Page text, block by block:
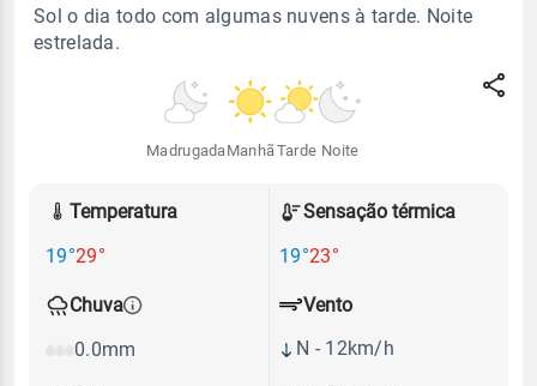
Sol o dia todo com algumas nuvens à tarde. Noite
estrelada.
Madrugada Manhã Tarde Noite
Temperatura
19°29°
Sensação térmica
19°23°
Chuva
0.0mm
Vento
N - 12km/h